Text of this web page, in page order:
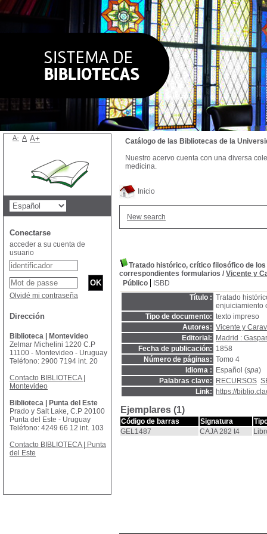
Inicio
New search
Tratado histórico, crítico filosófico de
correspondientes formularios / Vicente y
Público
ISBD
Título : Tratado
enjuiciamiento
Tipo de documento: texto impreso
Autores: Vicente y
Editorial:
Madrid :
Fecha de publicación: 1858
Número de páginas: Tomo 4
Idioma :
Español (spa)
Palabras clave:
RECURSOS
Link:
https://
Ejemplares (1)
Código de barras Signatura
GEL1487
CAJA 282 t4
Catálogo de las Bibliotecas de la
Nuestro acervo cuenta con una diversa
medicina.
A- A A+
Conectarse
acceder a su cuenta de
usuario
Olvidé mi contraseña
Dirección
Biblioteca | Montevideo
Zelmar Michelini 1220 C.P
11100 - Montevideo - Uruguay
Teléfono: 2900 7194 int. 20
Contacto BIBLIOTECA |
Montevideo
Biblioteca | Punta del Este
Prado y Salt Lake, C.P 20100
Punta del Este - Uruguay
Teléfono: 4249 66 12 int. 103
Contacto BIBLIOTECA | Punta
del Este